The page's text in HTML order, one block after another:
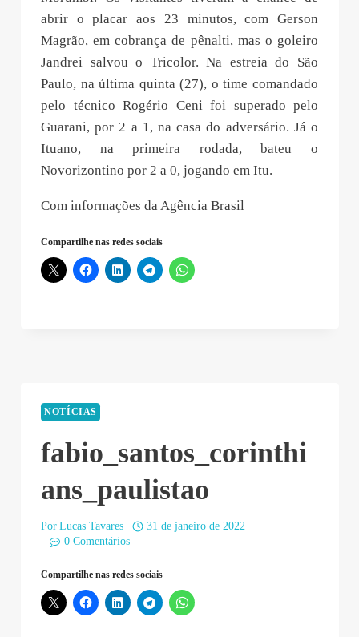
abrir o placar aos 23 minutos, com Gerson
Magrão, em cobrança de pênalti, mas o goleiro
Jandrei salvou o Tricolor. Na estreia do São
Paulo, na última quinta (27), o time comandado
pelo técnico Rogério Ceni foi superado pelo
Guarani, por 2 a 1, na casa do adversário. Já o
Ituano, na primeira rodada, bateu o
Novorizontino por 2 a 0, jogando em Itu.
Com informações da Agência Brasil
Compartilhe nas redes sociais
NOTÍCIAS
fabio_santos_corinthi
ans_paulistao
Por Lucas Tavares
31 de janeiro de 2022
0 Comentários
Compartilhe nas redes sociais